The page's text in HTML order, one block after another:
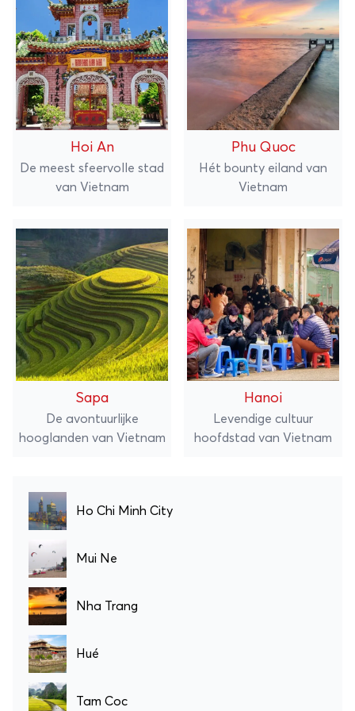
Hoi An
De meest sfeervolle stad
van Vietnam
Phu Quoc
Hét bounty eiland van
Vietnam
Sapa
De avontuurlijke
hooglanden van Vietnam
Hanoi
Levendige cultuur
hoofdstad van Vietnam
Ho Chi Minh City
Mui Ne
Nha Trang
Hué
Tam Coc